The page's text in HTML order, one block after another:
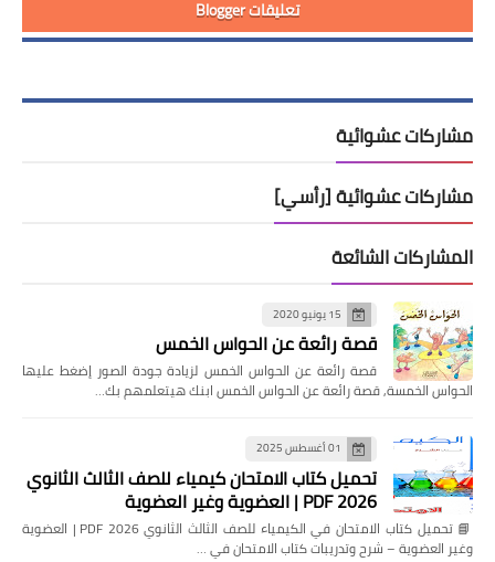
تعليقات Blogger
مشاركات عشوائية
مشاركات عشوائية [رأسي]
المشاركات الشائعة
15 يونيو 2020
قصة رائعة عن الحواس الخمس
قصة رائعة عن الحواس الخمس لزيادة جودة الصور إضغط عليها
الحواس الخمسة, قصة رائعة عن الحواس الخمس ابنك هيتعلمهم بك…
01 أغسطس 2025
تحميل كتاب الامتحان كيمياء للصف الثالث الثانوي
2026 PDF | العضوية وغير العضوية
📘 تحميل كتاب الامتحان في الكيمياء للصف الثالث الثانوي 2026 PDF | العضوية
وغير العضوية – شرح وتدريبات كتاب الامتحان في …